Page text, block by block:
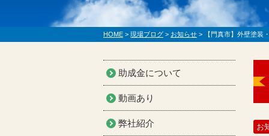
HOME > 現場ブログ > お知らせ > 【門真市】外壁塗
お
助成金について
動画あり
弊社紹介